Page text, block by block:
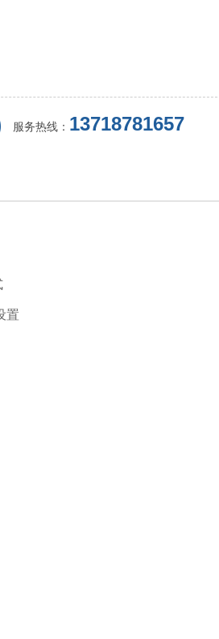
服务热线： 13718781657
置